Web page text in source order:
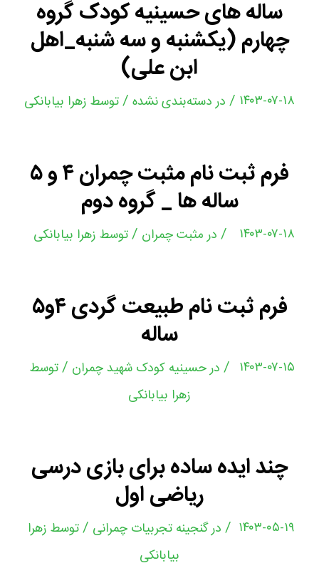
ساله های حسینیه کودک گروه
چهارم (یکشنبه و سه شنبه_اهل
ابن علی)
۱۴۰۳-۰۷-۱۸ / دردسته‌بندی نشده /توسط زهرا بیابانکی
فرم ثبت نام مثبت چمران ۴ و ۵
ساله ها _ گروه دوم
۱۴۰۳-۰۷-۱۸ / درمثبت چمران /توسط زهرا بیابانکی
فرم ثبت نام طبیعت گردی ۴و۵
ساله
۱۴۰۳-۰۷-۱۵ / درحسینیه کودک شهید چمران /توسط
زهرا بیابانکی
چند ایده ساده برای بازی درسی
ریاضی اول
۱۴۰۳-۰۵-۱۹ / درگنجینه تجربیات چمرانی /توسط زهرا
بیابانکی